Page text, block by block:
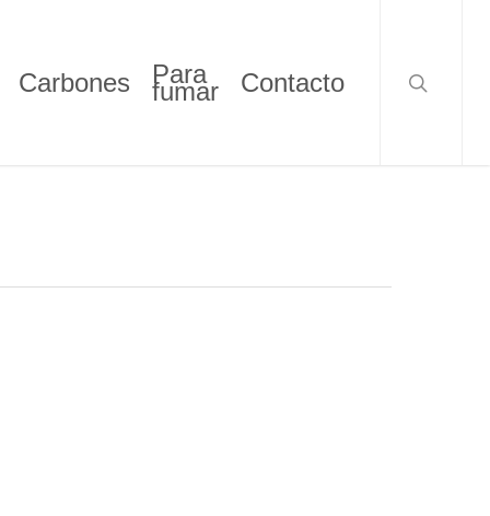
Carbones Para
fumar Contacto